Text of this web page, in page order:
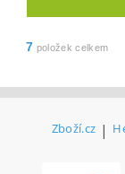
7 položek celkem
Zboží.cz |